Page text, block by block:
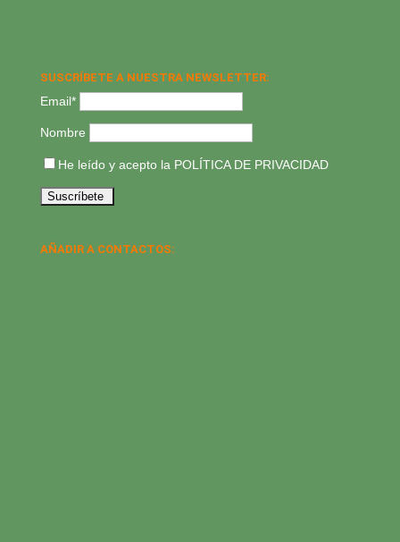
SUSCRÍBETE A NUESTRA NEWSLETTER:
Email*
Nombre
He leído y acepto la POLÍTICA DE PRIVACIDAD
AÑADIR A CONTACTOS: